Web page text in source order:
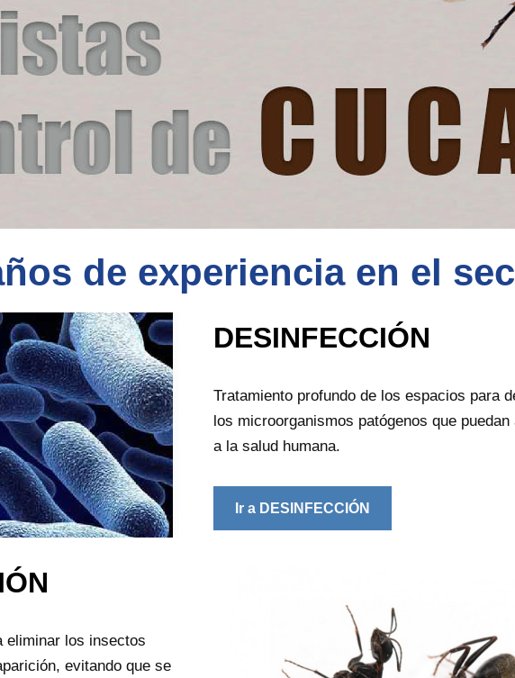
de experiencia en el
DESINFECCIÓN
Tratamiento profundo de los espacios para
los microorganismos patógenos que puedan
a la salud humana.
Ir a DESINFECCIÓN
eliminar los insectos
evitando que se